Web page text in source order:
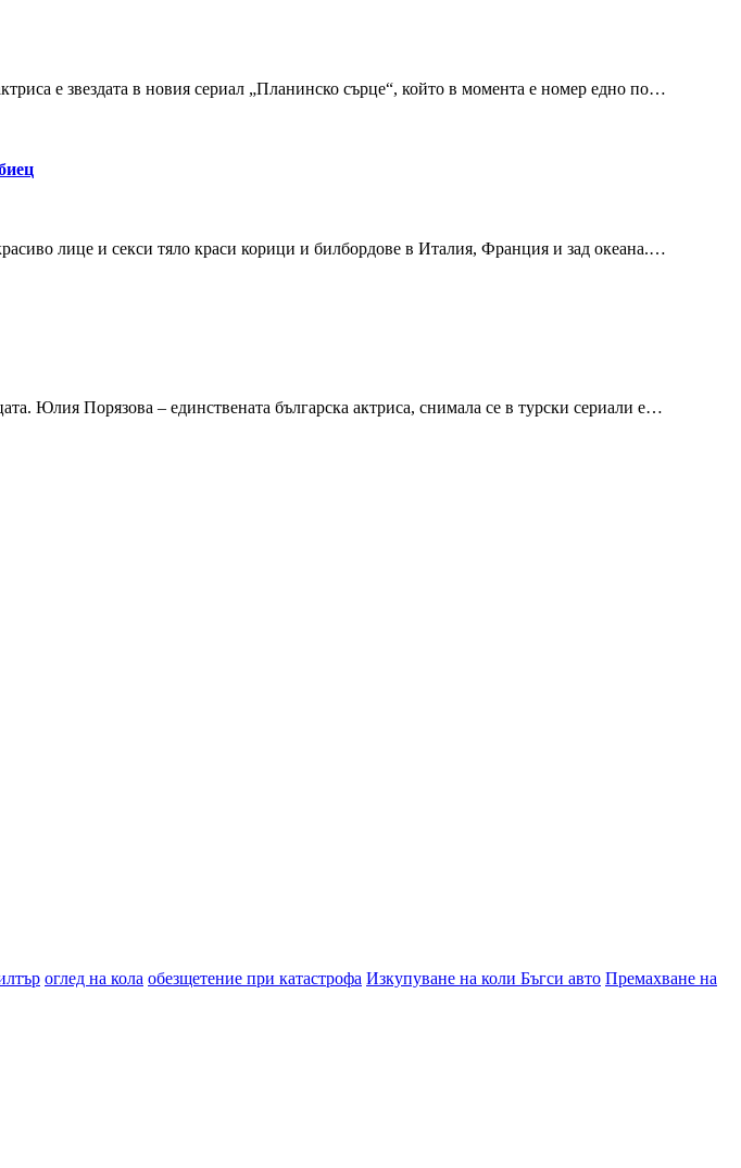
е звездата в новия сериал „Планинско сърце“, който в момента е номер едно по…
лице и секси тяло краси корици и билбордове в Италия, Франция и зад океана.…
Юлия Порязова – единствената българска актриса, снимала се в турски сериали е…
оглед на кола обезщетение при катастрофа Изкупуване на коли Бъгси авто Премахване на